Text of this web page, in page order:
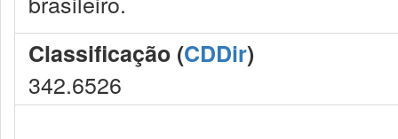
Classificação (CDDir)
342.6526